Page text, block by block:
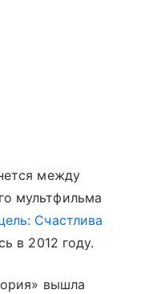
между
мультфильма
Счастлива
в 2012 году.
вышла